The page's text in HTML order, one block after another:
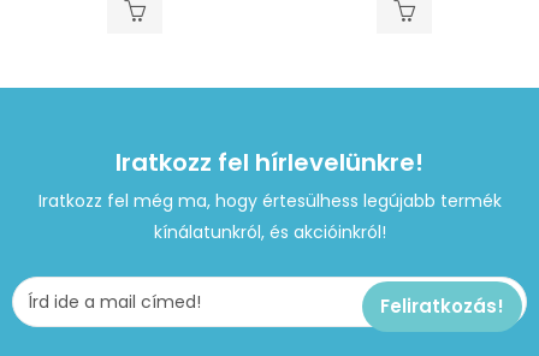
Iratkozz fel hírlevelünkre!
Iratkozz fel még ma, hogy értesülhess legújabb termék
kínálatunkról, és akcióinkról!